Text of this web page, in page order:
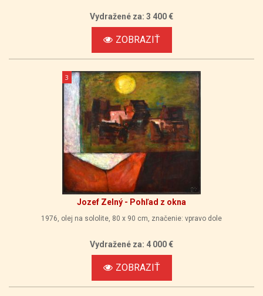
Vydražené za: 3 400 €
ZOBRAZIŤ
3
Jozef Zelný - Pohľad z okna
1976, olej na sololite, 80 x 90 cm, značenie: vpravo dole
Vydražené za: 4 000 €
ZOBRAZIŤ